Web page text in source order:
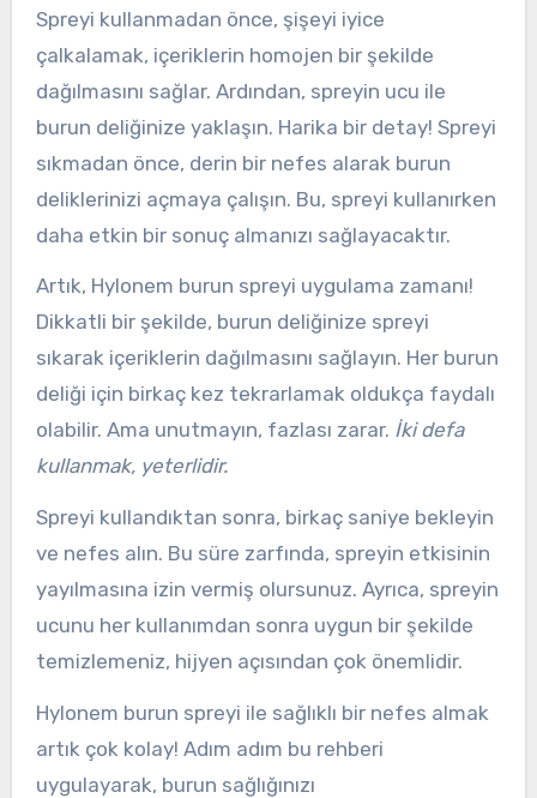
Spreyi kullanmadan önce, şişeyi iyice
çalkalamak, içeriklerin homojen bir şekilde
dağılmasını sağlar. Ardından, spreyin ucu ile
burun deliğinize yaklaşın. Harika bir detay! Spreyi
sıkmadan önce, derin bir nefes alarak burun
deliklerinizi açmaya çalışın. Bu, spreyi kullanırken
daha etkin bir sonuç almanızı sağlayacaktır.
Artık, Hylonem burun spreyi uygulama zamanı!
Dikkatli bir şekilde, burun deliğinize spreyi
sıkarak içeriklerin dağılmasını sağlayın. Her burun
deliği için birkaç kez tekrarlamak oldukça faydalı
olabilir. Ama unutmayın, fazlası zarar. İki defa
kullanmak, yeterlidir.
Spreyi kullandıktan sonra, birkaç saniye bekleyin
ve nefes alın. Bu süre zarfında, spreyin etkisinin
yayılmasına izin vermiş olursunuz. Ayrıca, spreyin
ucunu her kullanımdan sonra uygun bir şekilde
temizlemeniz, hijyen açısından çok önemlidir.
Hylonem burun spreyi ile sağlıklı bir nefes almak
artık çok kolay! Adım adım bu rehberi
uygulayarak, burun sağlığınızı